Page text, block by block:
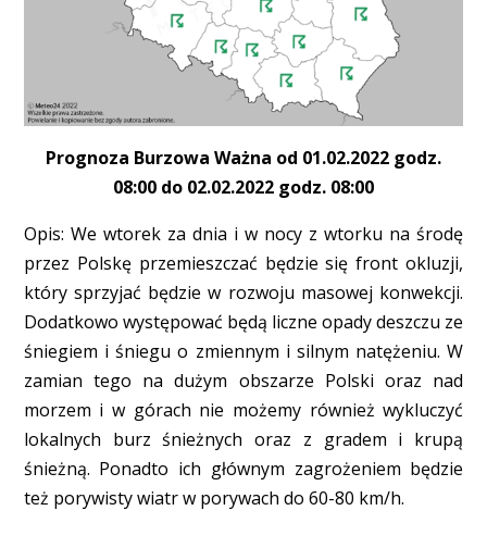
Prognoza Burzowa Ważna od 01.02.2022 godz.
08:00 do 02.02.2022 godz. 08:00
Opis: We wtorek za dnia i w nocy z wtorku na środę
przez Polskę przemieszczać będzie się front okluzji,
który sprzyjać będzie w rozwoju masowej konwekcji.
Dodatkowo występować będą liczne opady deszczu ze
śniegiem i śniegu o zmiennym i silnym natężeniu. W
zamian tego na dużym obszarze Polski oraz nad
morzem i w górach nie możemy również wykluczyć
lokalnych burz śnieżnych oraz z gradem i krupą
śnieżną. Ponadto ich głównym zagrożeniem będzie
też porywisty wiatr w porywach do 60-80 km/h.